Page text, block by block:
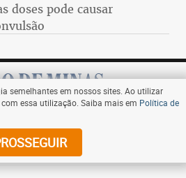
dizem
suas cores
doses pode causar
Assine
semelhantes em nossos sites. Ao utilizar
essa utilização. Saiba mais em Política de